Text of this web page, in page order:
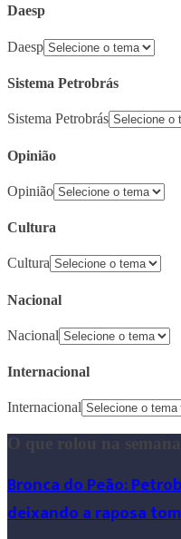
Daesp
Daesp
Sistema Petrobrás
Sistema Petrobrás
Opinião
Opinião
Cultura
Cultura
Nacional
Nacional
Internacional
Internacional
O que rolou na semana
Bronca do Peão:
deixando a raposa